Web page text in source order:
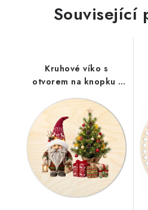
Související
Kruhové víko s
otvorem na knopku -
stromečkem